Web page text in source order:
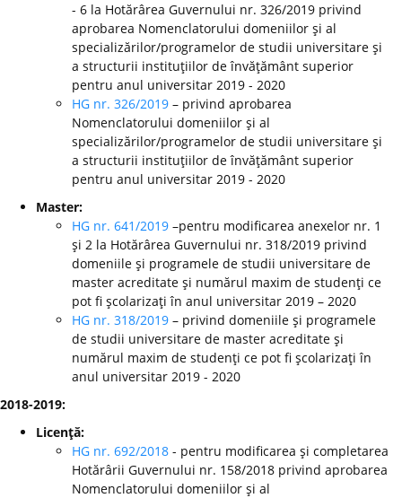
- 6 la Hotărârea Guvernului nr. 326/2019 privind
aprobarea Nomenclatorului domeniilor şi al
specializărilor/programelor de studii universitare şi
a structurii instituţiilor de învăţământ superior
pentru anul universitar 2019 - 2020
HG nr. 326/2019 – privind aprobarea
Nomenclatorului domeniilor şi al
specializărilor/programelor de studii universitare şi
a structurii instituţiilor de învăţământ superior
pentru anul universitar 2019 - 2020
Master:
HG nr. 641/2019 –pentru modificarea anexelor nr. 1
şi 2 la Hotărârea Guvernului nr. 318/2019 privind
domeniile şi programele de studii universitare de
master acreditate şi numărul maxim de studenţi ce
pot fi şcolarizaţi în anul universitar 2019 – 2020
HG nr. 318/2019 – privind domeniile şi programele
de studii universitare de master acreditate şi
numărul maxim de studenţi ce pot fi şcolarizaţi în
anul universitar 2019 - 2020
2018-2019:
Licenţă:
HG nr. 692/2018 - pentru modificarea şi completarea
Hotărârii Guvernului nr. 158/2018 privind aprobarea
Nomenclatorului domeniilor şi al